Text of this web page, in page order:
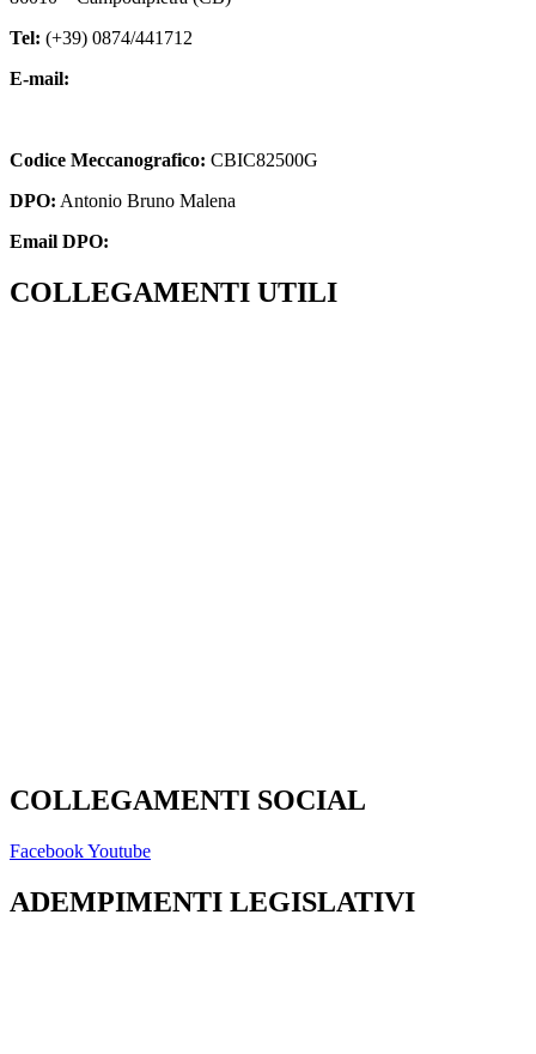
Tel: (+39) 0874/441712
E-mail:
Codice Meccanografico: CBIC82500G
DPO: Antonio Bruno Malena
Email DPO:
COLLEGAMENTI UTILI
COLLEGAMENTI SOCIAL
FacebookYoutube
ADEMPIMENTI LEGISLATIVI